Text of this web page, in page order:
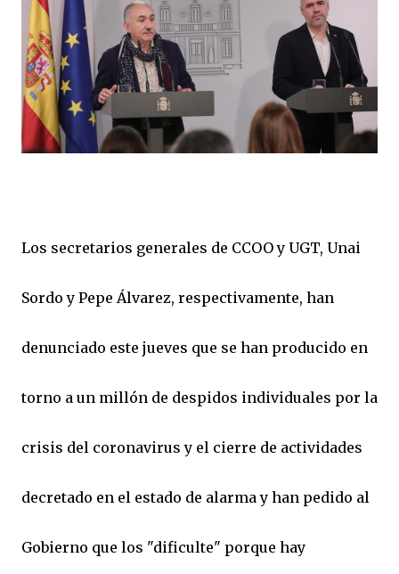
Los secretarios generales de CCOO y UGT, Unai
Sordo y Pepe Álvarez, respectivamente, han
denunciado este jueves que se han producido en
torno a un millón de despidos individuales por la
crisis del coronavirus y el cierre de actividades
decretado en el estado de alarma y han pedido al
Gobierno que los "dificulte" porque hay